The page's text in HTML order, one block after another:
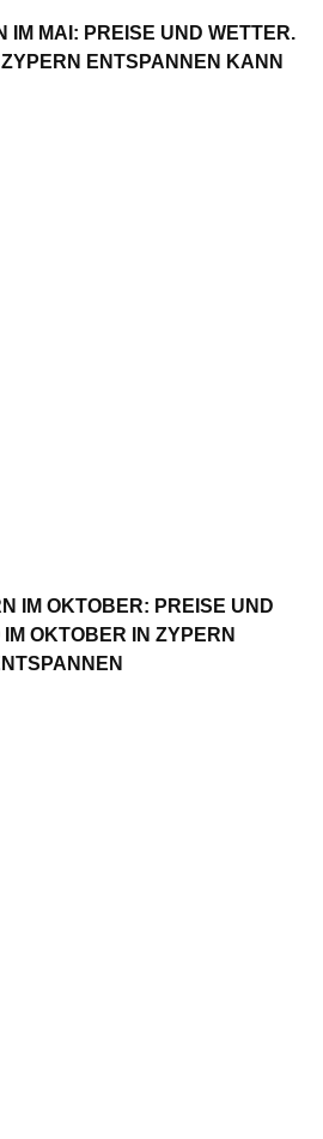
IM MAI: PREISE UND WETTER.
ENTSPANNEN KANN
IM OKTOBER: PREISE UND
OKTOBER IN ZYPERN